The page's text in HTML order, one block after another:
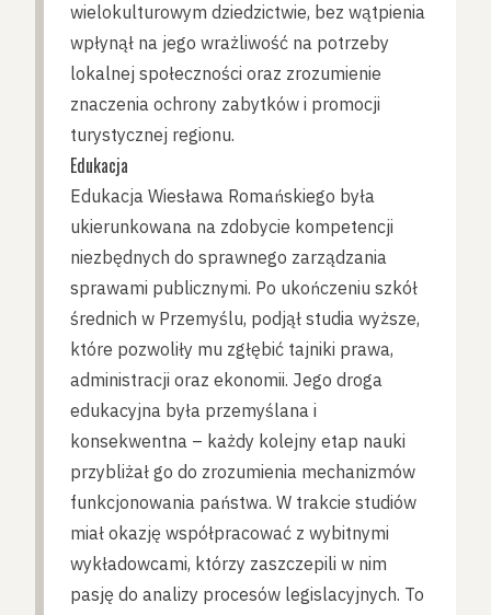
wielokulturowym dziedzictwie, bez wątpienia
wpłynął na jego wrażliwość na potrzeby
lokalnej społeczności oraz zrozumienie
znaczenia ochrony zabytków i promocji
turystycznej regionu.
Edukacja
Edukacja Wiesława Romańskiego była
ukierunkowana na zdobycie kompetencji
niezbędnych do sprawnego zarządzania
sprawami publicznymi. Po ukończeniu szkół
średnich w Przemyślu, podjął studia wyższe,
które pozwoliły mu zgłębić tajniki prawa,
administracji oraz ekonomii. Jego droga
edukacyjna była przemyślana i
konsekwentna – każdy kolejny etap nauki
przybliżał go do zrozumienia mechanizmów
funkcjonowania państwa. W trakcie studiów
miał okazję współpracować z wybitnymi
wykładowcami, którzy zaszczepili w nim
pasję do analizy procesów legislacyjnych. To